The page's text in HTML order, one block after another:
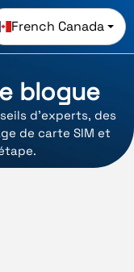
French Canada
blogue
d'experts, des
de carte SIM et